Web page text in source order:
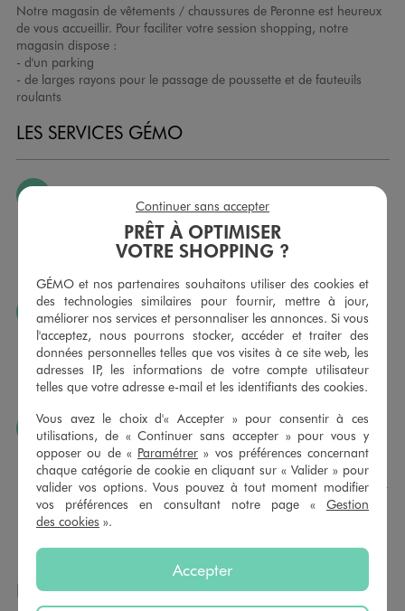
Notre magasin de vêtements / chaussures de Peronne est heureux
de vous accueillir. Pour faciliter votre session shopping, notre
magasin dispose :
- d'un parking
- de larges rayons pour le passage de poussette et de fauteuils
roulants
LES SERVICES GÉMO
Nous échangeons et vous proposons un avoir ou un
remboursement pour tout article non porté, non retouché,
sous 30 jours, sur simple présentation du ticket de caisse,
JE PEUX FAIRE RETOUCHER MES ARTICLES
Ourlets, ceintures… vous avez la possibilité de faire
retoucher vos articles textiles dans nos magasins. Les tarifs
sont à votre disposition sur simple demande. Voir
conditions en magasins.
J’AIME FAIRE PLAISIR
Nous vous proposons des cartes cadeaux GÉMO d’un
montant au choix entre 10€ et 150€. Les cartes cadeau
GÉMO sont valables 1 an, utilisables en plusieurs fois, pour
payer vos achats en magasin. Offrez vos cartes cadeau
dans de jolies enveloppes pour toutes les occasions.
NOS AUTRES MAGASINS
PRÊT À OPTIMISER
VOTRE SHOPPING ?
GÉMO et nos partenaires souhaitons utiliser des cookies et
des technologies similaires pour fournir, mettre à jour,
améliorer nos services et personnaliser les annonces. Si vous
l'acceptez, nous pourrons stocker, accéder et traiter des
données personnelles telles que vos visites à ce site web, les
adresses IP, les informations de votre compte utilisateur
telles que votre adresse e-mail et les identifiants des cookies.
Vous avez le choix d'« Accepter » pour consentir à ces
utilisations, de « Continuer sans accepter » pour vous y
opposer ou de « Paramétrer » vos préférences concernant
chaque catégorie de cookie en cliquant sur « Valider » pour
valider vos options. Vous pouvez à tout moment modifier
vos préférences en consultant notre page « Gestion
des cookies ».
Accepter
Continuer sans accepter